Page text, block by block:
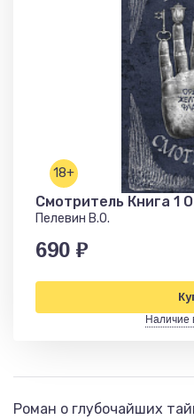
18+
Смотритель Книга 1
Пелевин В.О.
690 ₽
Наличие
Роман о глубочайших